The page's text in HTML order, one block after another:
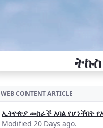
WEB CONTENT ARTICLE
ኢትዮጵያ መስራች አባል የሆነችበት
Modified 20 Days ago.